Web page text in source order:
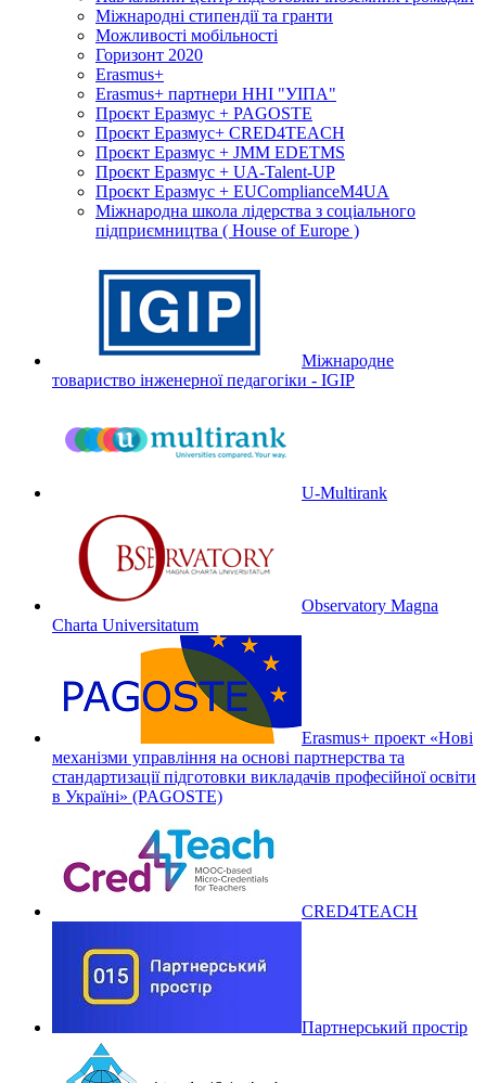
Міжнародні стипендії та гранти
Можливості мобільності
Горизонт 2020
Erasmus+
Erasmus+ партнери ННІ "УІПА"
Проєкт Еразмус + PAGOSTE
Проєкт Еразмус+ CRED4TEACH
Проєкт Еразмус + JMM EDETMS
Проєкт Еразмус + UA-Talent-UP
Проєкт Еразмус + EUComplianceM4UA
Міжнародна школа лідерства з соціального
підприємництва ( House of Europe )
Міжнародне
товариство інженерної педагогіки - IGIP
U-Multirank
Observatory Magna
Charta Universitatum
Erasmus+ проект «Нові
механізми управління на основі партнерства та
стандартизації підготовки викладачів професійної освіти
в Україні» (PAGOSTE)
CRED4TEACH
Партнерський простір